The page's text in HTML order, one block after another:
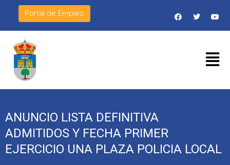
Portal de Empleo
ANUNCIO LISTA DEFINITIVA
ADMITIDOS Y FECHA PRIMER
EJERCICIO UNA PLAZA POLICIA LOCAL